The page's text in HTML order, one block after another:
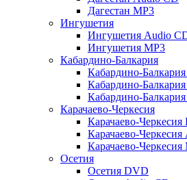
Дагестан MP3
Ингушетия
Ингушетия Audio
Ингушетия MP3
Кабардино-Балкария
Кабардино-
Кабардино-
Кабардино-
Карачаево-Черкесия
Карачаево-
Карачаево-
Карачаево-Черкесия
Осетия
Осетия DVD